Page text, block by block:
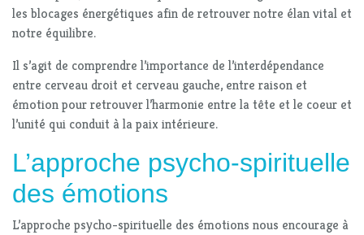
les blocages énergétiques afin de retrouver notre élan vital et
notre équilibre.
Il s’agit de comprendre l’importance de l’interdépendance
entre cerveau droit et cerveau gauche, entre raison et
émotion pour retrouver l’harmonie entre la tête et le coeur et
l’unité qui conduit à la paix intérieure.
L’approche psycho-spirituelle
des émotions
L’approche psycho-spirituelle des émotions nous encourage à